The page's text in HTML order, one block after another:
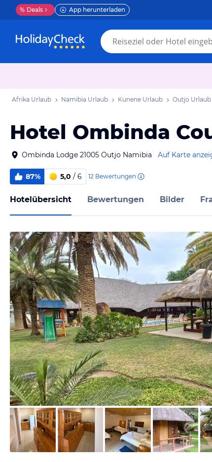
% Deals App herunterladen
Afrika Urlaub Namibia Urlaub Kunene Urlaub Outjo Urlaub
Hotel Ombinda
Ombinda Lodge 21005 Outjo Namibia Auf Karte
87% 5,0 / 6 12 Bewertungen
Hotelübersicht Bewertungen Bilder
von Booking.com